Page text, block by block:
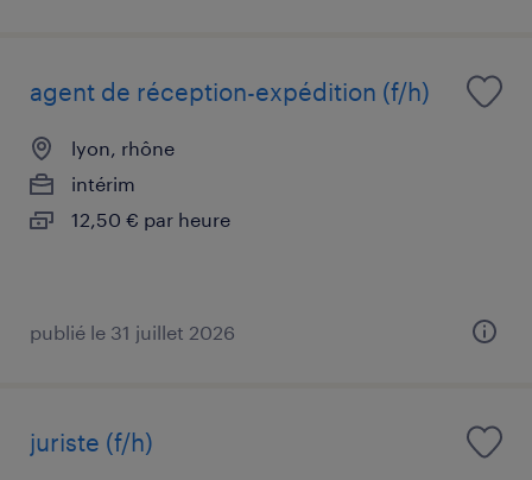
agent de réception-expédition (f/h)
lyon, rhône
intérim
12,50 € par heure
publié le 31 juillet 2026
juriste (f/h)